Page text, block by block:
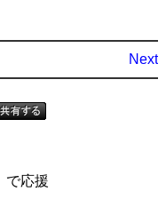
Next
で応援